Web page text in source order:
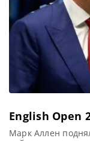
English Open
Марк Аллен